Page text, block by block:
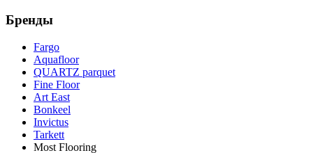
Бренды
Fargo
Aquafloor
QUARTZ parquet
Fine Floor
Art East
Bonkeel
Invictus
Tarkett
Most Flooring